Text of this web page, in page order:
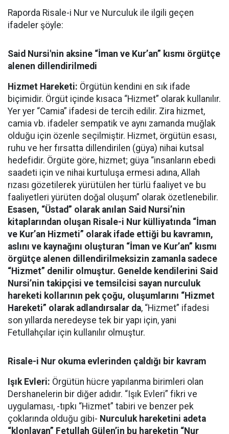
Raporda Risale-i Nur ve Nurculuk ile ilgili geçen
ifadeler şöyle:
Said Nursi'nin aksine “İman ve Kur’an” kısmı örgütçe
alenen dillendirilmedi
Hizmet Hareketi: Örgütün kendini en sık ifade
biçimidir. Örgüt içinde kısaca “Hizmet” olarak kullanılır.
Yer yer “Camia” ifadesi de tercih edilir. Zira hizmet,
camia vb. ifadeler sempatik ve aynı zamanda muğlak
olduğu için özenle seçilmiştir. Hizmet, örgütün esası,
ruhu ve her fırsatta dillendirilen (güya) nihai kutsal
hedefidir. Örgüte göre, hizmet; güya “insanların ebedi
saadeti için ve nihai kurtuluşa ermesi adına, Allah
rızası gözetilerek yürütülen her türlü faaliyet ve bu
faaliyetleri yürüten doğal oluşum” olarak özetlenebilir.
Esasen, “Üstad” olarak anılan Said Nursi’nin
kitaplarından oluşan Risale-i Nur külliyatında “İman
ve Kur’an Hizmeti” olarak ifade ettiği bu kavramın,
aslını ve kaynağını oluşturan “İman ve Kur’an” kısmı
örgütçe alenen dillendirilmeksizin zamanla sadece
“Hizmet” denilir olmuştur. Genelde kendilerini Said
Nursi’nin takipçisi ve temsilcisi sayan nurculuk
hareketi kollarının pek çoğu, oluşumlarını “Hizmet
Hareketi” olarak adlandırsalar da, “Hizmet” ifadesi
son yıllarda neredeyse tek bir yapı için, yani
Fetullahçılar için kullanılır olmuştur.
Risale-i Nur okuma evlerinden çaldığı bir kavram
Işık Evleri: Örgütün hücre yapılanma birimleri olan
Dershanelerin bir diğer adıdır. “Işık Evleri” fikri ve
uygulaması, -tıpkı “Hizmet” tabiri ve benzer pek
çoklarında olduğu gibi- Nurculuk hareketini adeta
“klonlayan” Fetullah Gülen’in bu hareketin “Nur